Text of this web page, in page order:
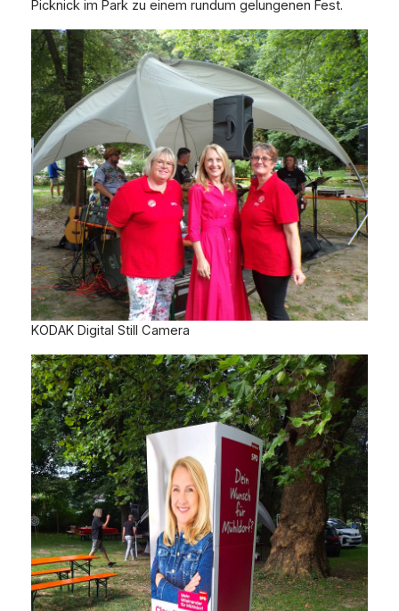
Picknick im Park zu einem rundum gelungenen Fest.
KODAK Digital Still Camera